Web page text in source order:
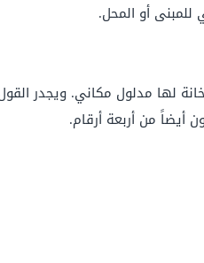
للمبنى أو المحل.
لها مدلول مكاني. ويجدر
أيضاً من أربعة أرقام.